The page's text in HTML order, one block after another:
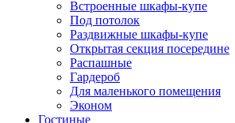
Встроенные шкафы-купе
Под потолок
Раздвижные шкафы-купе
Открытая секция посередине
Распашные
Гардероб
Для маленького помещения
Эконом
Гостиные